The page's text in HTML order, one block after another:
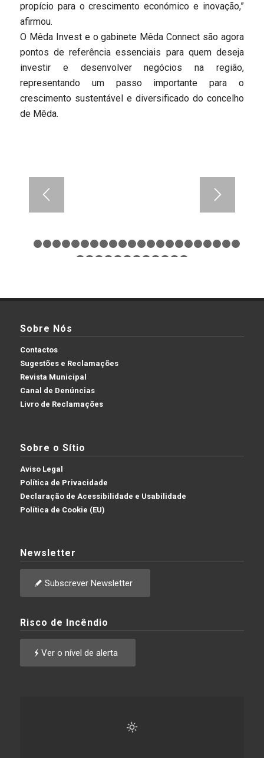
propício para o crescimento económico e inovação,”
afirmou.
O Mêda Invest e o gabinete Mêda Connect são agora
pontos de referência essenciais para quem deseja
investir e desenvolver negócios na região,
representando um passo importante para o
crescimento sustentável e diversificado do concelho
de Mêda.
1 2 3 4 5 6 7 8 9 1011121314151617
Sobre Nós
Contactos
Sugestões e Reclamações
Revista Municipal
Canal de Denúncias
Livro de Reclamações
Sobre o Sítio
Aviso Legal
Política de Privacidade
Declaração de Acessibilidade e Usabilidade
Política de Cookie (EU)
Newsletter
Subscrever Newsletter
Risco de Incêndio
Ver o nível de alerta